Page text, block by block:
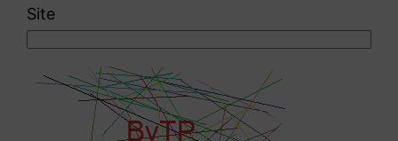
Site